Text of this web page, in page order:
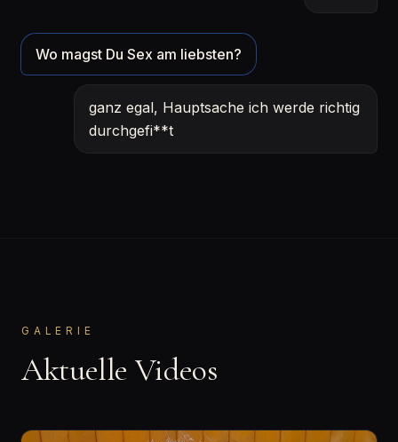
Wo magst Du Sex am liebsten?
ganz egal, Hauptsache ich werde richtig
durchgefi**t
GALERIE
Aktuelle Videos